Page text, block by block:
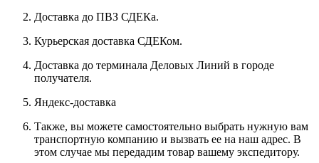
Доставка до ПВЗ СДЕКа.
Курьерская доставка СДЕКом.
Доставка до терминала Деловых Линий в городе
получателя.
Яндекс-доставка
Также, вы можете самостоятельно выбрать нужную вам
транспортную компанию и вызвать ее на наш адрес. В
этом случае мы передадим товар вашему экспедитору.